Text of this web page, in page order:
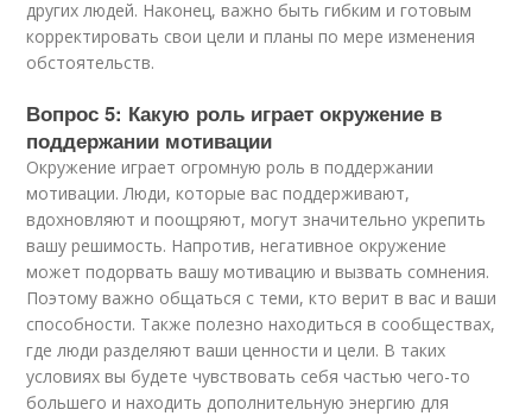
других людей. Наконец, важно быть гибким и готовым
корректировать свои цели и планы по мере изменения
обстоятельств.
Вопрос 5: Какую роль играет окружение в
поддержании мотивации
Окружение играет огромную роль в поддержании
мотивации. Люди, которые вас поддерживают,
вдохновляют и поощряют, могут значительно укрепить
вашу решимость. Напротив, негативное окружение
может подорвать вашу мотивацию и вызвать сомнения.
Поэтому важно общаться с теми, кто верит в вас и ваши
способности. Также полезно находиться в сообществах,
где люди разделяют ваши ценности и цели. В таких
условиях вы будете чувствовать себя частью чего-то
большего и находить дополнительную энергию для